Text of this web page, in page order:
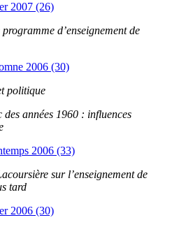
2007 (26)
d’enseignement de
2006 (30)
politique
des années 1960 : influences
2006 (33)
sur l’enseignement de
tard
2006 (30)